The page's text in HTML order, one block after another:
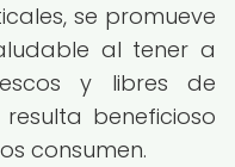
se promueve
al tener a
y libres de
beneficioso
consumen.